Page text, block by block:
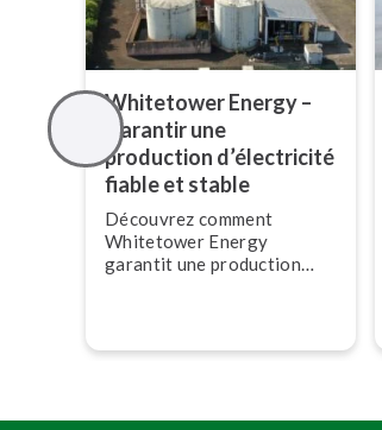
Whitetower Energy –
Garantir une
production d’électricité
fiable et stable
Découvrez comment
Whitetower Energy
garantit une production
d’étalonnage Beamex.